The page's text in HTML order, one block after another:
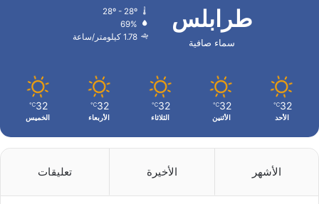
طرابلس
سماء صافية
28º - 28º
69%
1.78 كيلومتر/ساعة
32
℃
الأحد
32
℃
الأثنين
32
℃
الثلاثاء
32
℃
الأربعاء
32
℃
الخميس
الأشهر الأخيرة تعليقات